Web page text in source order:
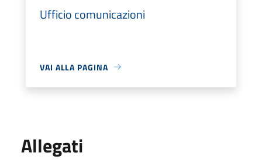
Ufficio comunicazioni
VAI ALLA PAGINA
Allegati